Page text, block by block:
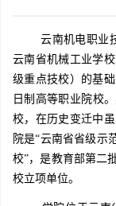
云南机电职业技
云南省机械工业学
级重点技校）的基
日制高等职业院校
校，在历史变迁中
院是“云南省省级示
校”，是教育部第二
校立项单位。